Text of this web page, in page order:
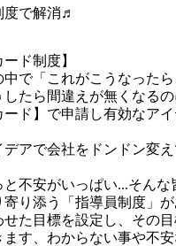
度で解消♬
ード制度】
中で「これがこうなった
たら間違えが無くなる
ード】で申請し有効なア
アで会社をドンドン変え
と不安がいっぱい...そん
り添う「指導員制度」が
せた目標を設定し、その
ます、わからない事や不